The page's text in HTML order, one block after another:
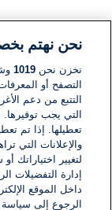
نحن نهتم
نخزن نحن1019
التصفح أو
التتبع من دعم
التي يجب
تعطيلها. إذا تم
والإعلانات التي
لتغيير
إدارة التفضيلات
داخل الموقع
الرجوع إلى سياسة